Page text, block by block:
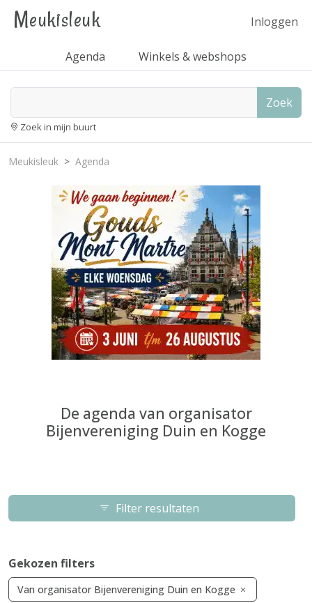
Meukisleuk Inloggen
Agenda Winkels & webshops
Zoek
Zoek in mijn buurt
Meukisleuk Agenda
De agenda van organisator
Bijenvereniging Duin en Kogge
Filter resultaten
Gekozen filters
Van organisator Bijenvereniging Duin en Kogge